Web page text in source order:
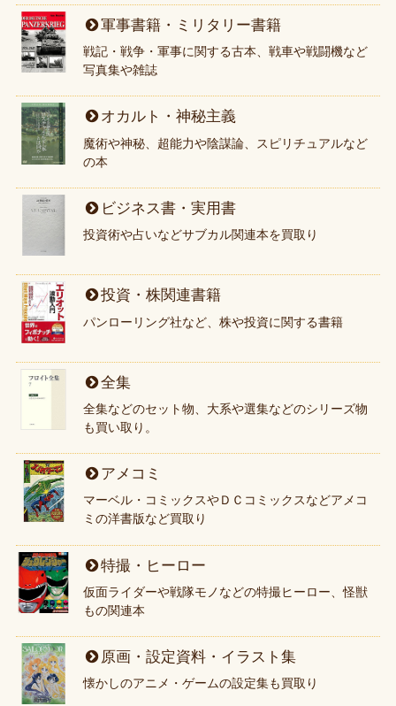
軍事書籍・ミリタリー書籍
戦記・戦争・軍事に関する古本、戦車や戦闘機など
写真集や雑誌
オカルト・神秘主義
魔術や神秘、超能力や陰謀論、スピリチュアルなど
の本
ビジネス書・実用書
投資術や占いなどサブカル関連本を買取り
投資・株関連書籍
パンローリング社など、株や投資に関する書籍
全集
全集などのセット物、大系や選集などのシリーズ物
も買い取り。
アメコミ
マーベル・コミックスやＤＣコミックスなどアメコ
ミの洋書版など買取り
特撮・ヒーロー
仮面ライダーや戦隊モノなどの特撮ヒーロー、怪獣
もの関連本
原画・設定資料・イラスト集
懐かしのアニメ・ゲームの設定集も買取り